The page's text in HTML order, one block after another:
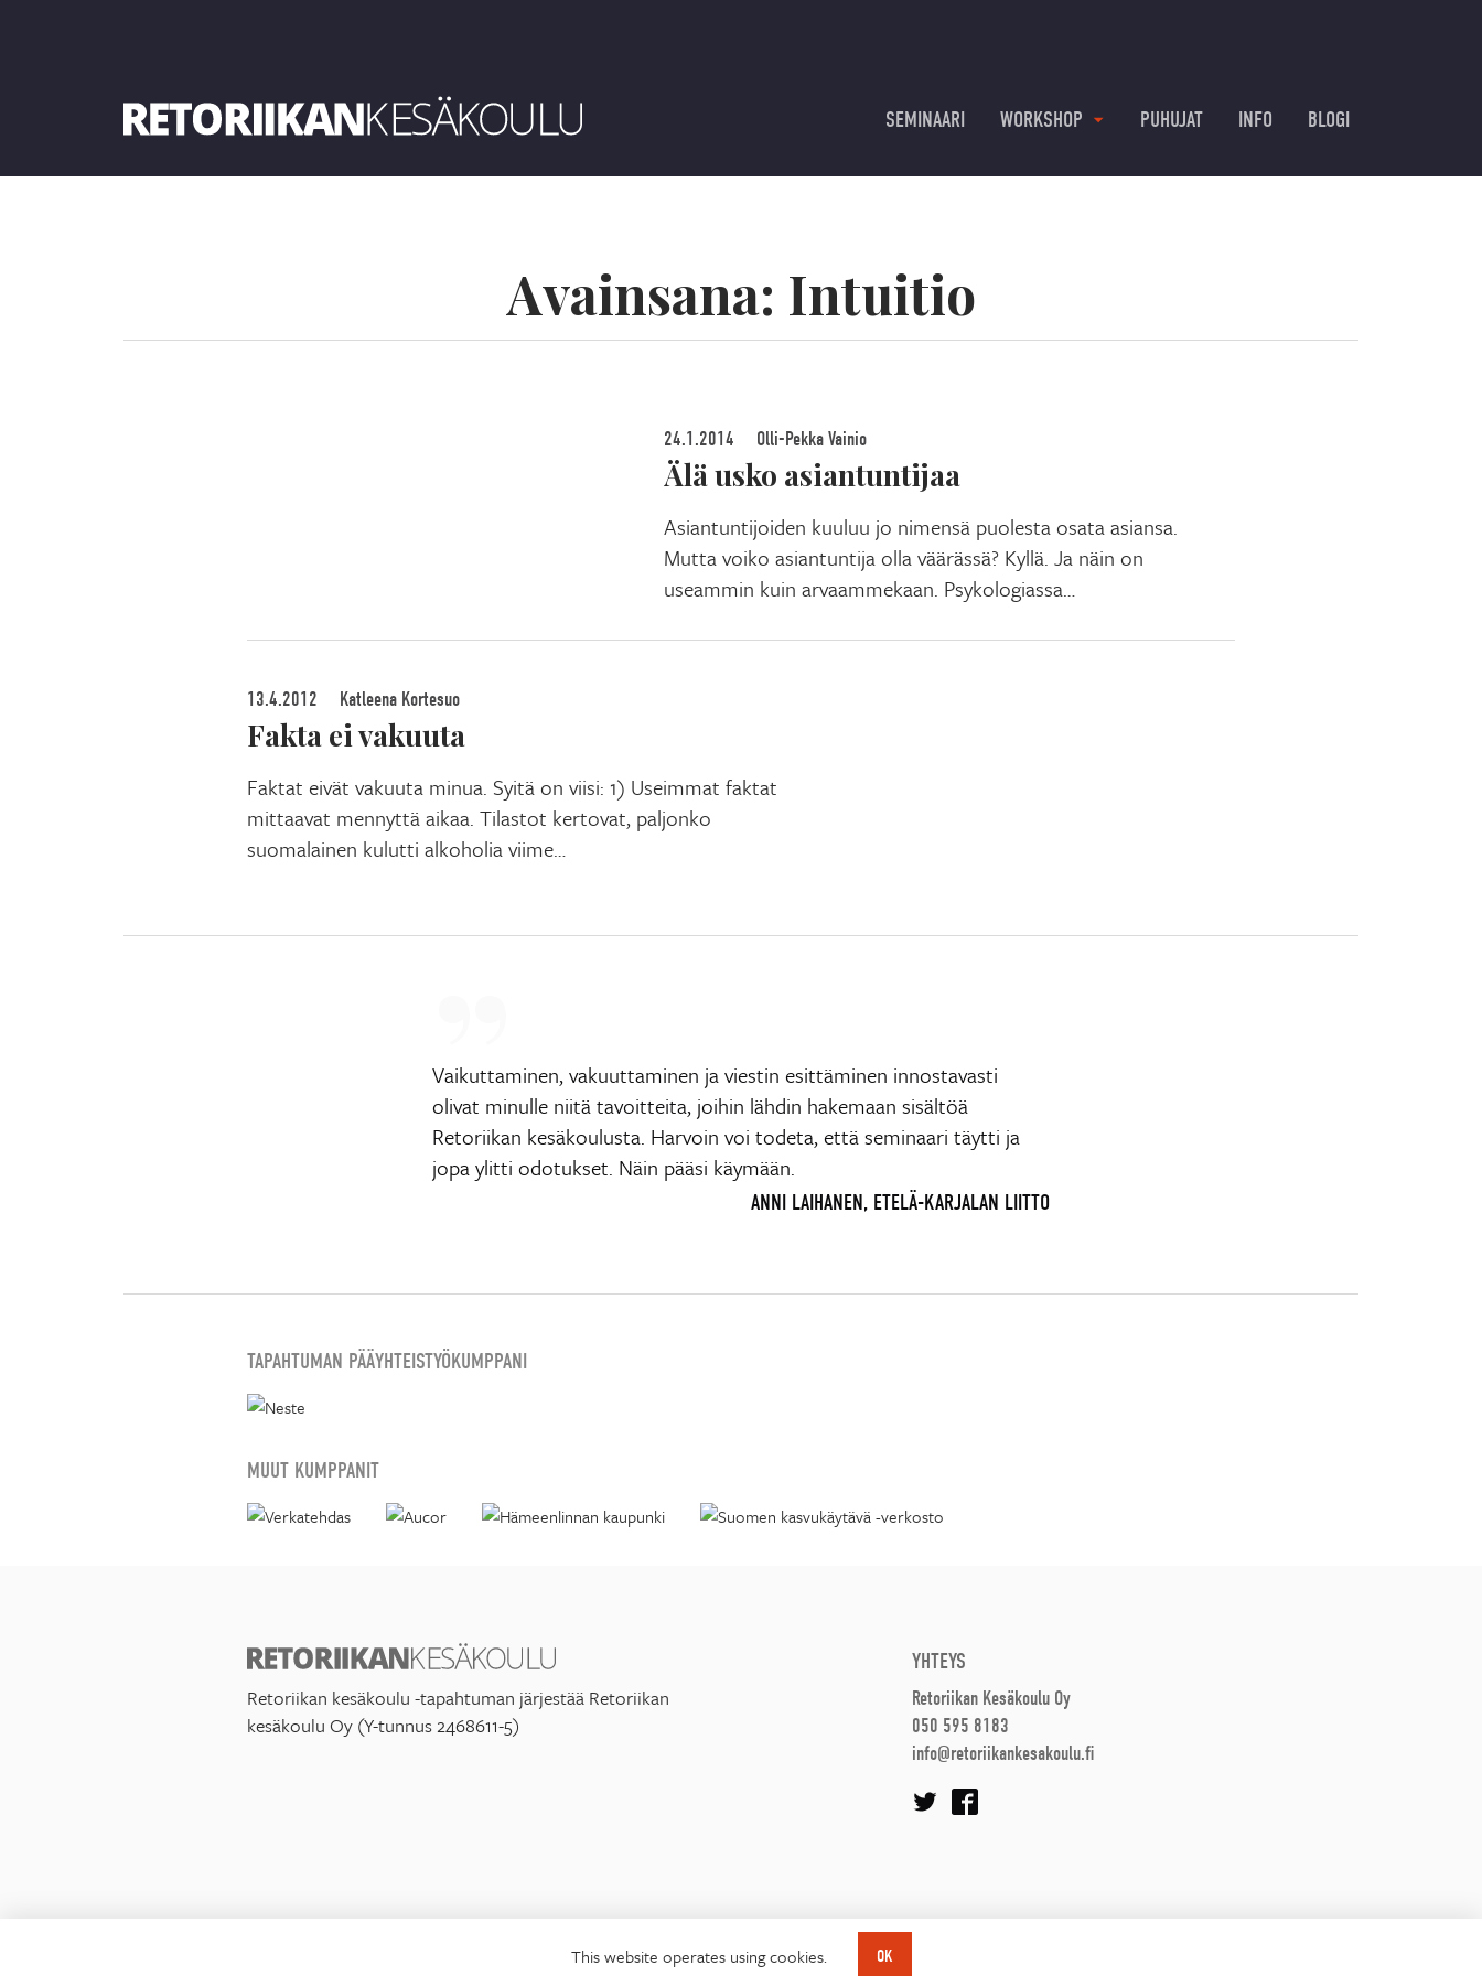
This website operates using cookies. OK
SEMINAARI WORKSHOP PUHUJAT INFO BLOGI
Avainsana: Intuitio
24.1.2014 Olli-Pekka Vainio
Älä usko asiantuntijaa
Asiantuntijoiden kuuluu jo nimensä puolesta osata asiansa.
Mutta voiko asiantuntija olla väärässä? Kyllä. Ja näin on
useammin kuin arvaammekaan. Psykologiassa…
13.4.2012 Katleena Kortesuo
Fakta ei vakuuta
Faktat eivät vakuuta minua. Syitä on viisi: 1) Useimmat faktat
mittaavat mennyttä aikaa. Tilastot kertovat, paljonko
suomalainen kulutti alkoholia viime…
Vaikuttaminen, vakuuttaminen ja viestin esittäminen innostavasti
olivat minulle niitä tavoitteita, joihin lähdin hakemaan sisältöä
Retoriikan kesäkoulusta. Harvoin voi todeta, että seminaari täytti ja
jopa ylitti odotukset. Näin pääsi käymään.
ANNI LAIHANEN, ETELÄ-KARJALAN LIITTO
TAPAHTUMAN PÄÄYHTEISTYÖKUMPPANI
MUUT KUMPPANIT
Retoriikan kesäkoulu -tapahtuman järjestää Retoriikan
kesäkoulu Oy (Y-tunnus 2468611-5)
YHTEYS
Retoriikan Kesäkoulu Oy
050 595 8183
info@retoriikankesakoulu.fi